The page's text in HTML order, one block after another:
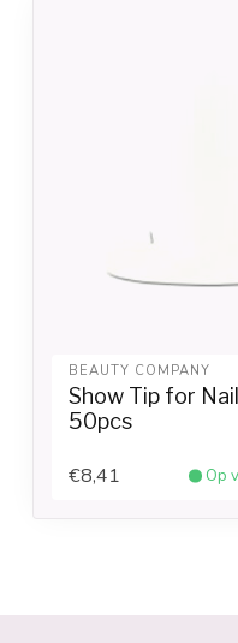
BEAUTY COMPANY
Show Tip for
50pcs
€8,41 Op